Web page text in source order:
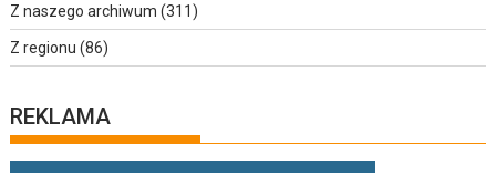
Z naszego archiwum (311)
Z regionu (86)
REKLAMA